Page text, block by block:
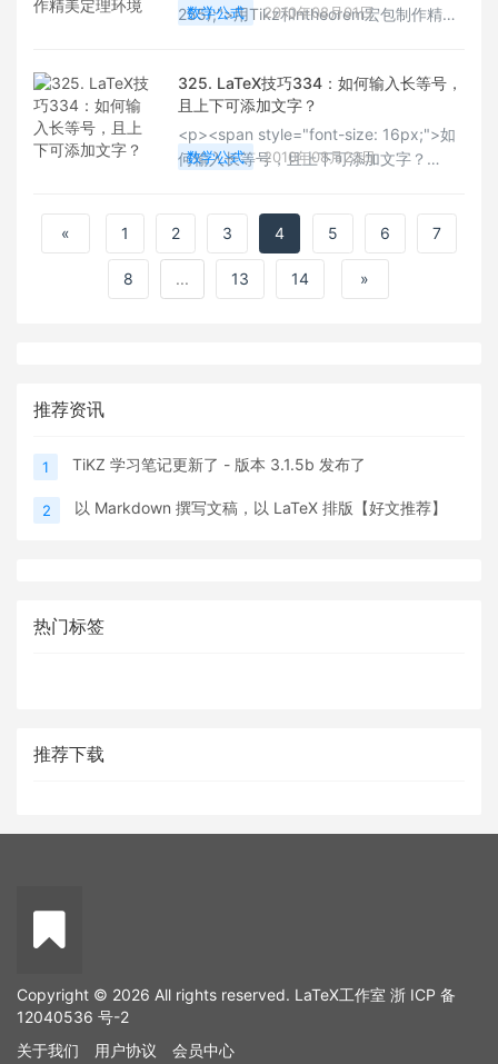
255);">用Tikz和ntheorem宏包制作精美
数学公式 2010年08月01日
325. LaTeX技巧334：如何输入长等号，
且上下可添加文字？
<p><span style="font-size: 16px;">如
何输入长等号，且上下可添加文字？
数学公式 2010年08月23日
« 1 2 3 4 5 6 7
8 ... 13 14 »
推荐资讯
1 TiKZ 学习笔记更新了 - 版本 3.1.5b 发布了
2 以 Markdown 撰写文稿，以 LaTeX 排版【好文推荐】
热门标签
推荐下载
Copyright © 2026 All rights reserved. LaTeX工作室 浙 ICP 备
12040536 号-2
关于我们
用户协议 会员中心